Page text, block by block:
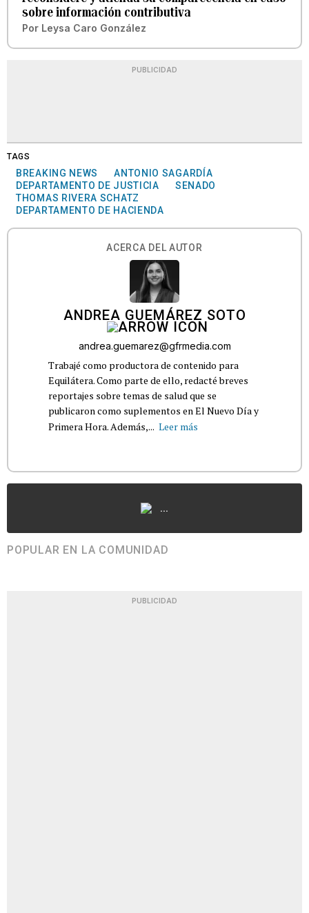
sobre información contributiva
Por Leysa Caro González
PUBLICIDAD
TAGS
BREAKING NEWS
ANTONIO SAGARDÍA
DEPARTAMENTO DE JUSTICIA
SENADO
THOMAS RIVERA SCHATZ
DEPARTAMENTO DE HACIENDA
ACERCA DEL AUTOR
ANDREA GUEMÁREZ SOTO
andrea.guemarez@gfrmedia.com
Trabajé como productora de contenido para
Equilátera. Como parte de ello, redacté breves
reportajes sobre temas de salud que se
publicaron como suplementos en El Nuevo Día y
Primera Hora. Además,... Leer más
...
POPULAR EN LA COMUNIDAD
PUBLICIDAD